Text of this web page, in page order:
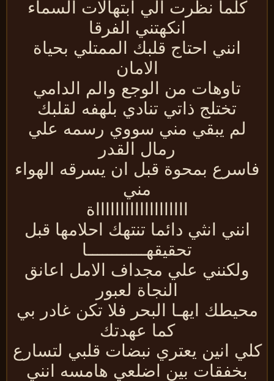
كلما نظرت الي ابتهالات السماء
انكهتني الفرقا
انني احتاج قلبك الممتلي بحياة
الامان
تاوهات من الوجع والم الدامي
تختلج ذاتي تنادي بلهفه لقلبك
لم يبقي مني سووي رسمه علي
رمال القدر
بمحوة قبل ان يسرقه الهواء
مني
انني انثي دائما تنتهك احلامها قبل
تحقيقهــــــــــــا
ولكنني علي مجداف الامل اعانق
النجاة لعبور
ايهـا البحر فلا تكن غادر بي
كما عهدتك
انين يعتري نبضات قلبي لتسارع
بخفقات بين اضلعي هامسه انني